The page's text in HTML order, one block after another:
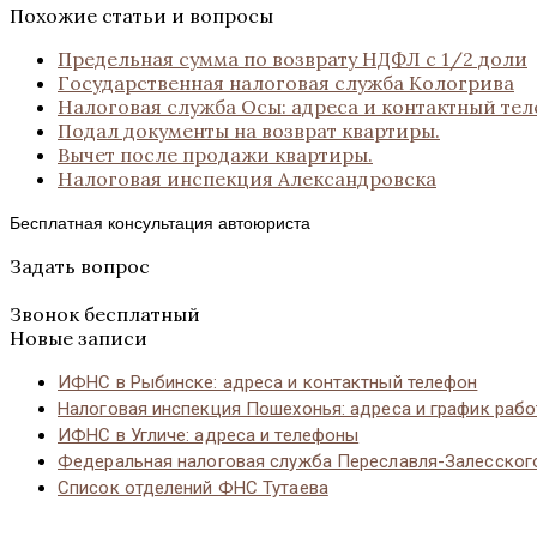
Похожие статьи и вопросы
Предельная сумма по возврату НДФЛ с 1/2 доли
Государственная налоговая служба Кологрива
Налоговая служба Осы: адреса и контактный
Подал документы на возврат квартиры.
Вычет после продажи квартиры.
Налоговая инспекция Александровска
Бесплатная консультация автоюриста
Задать вопрос
Звонок бесплатный
Новые записи
ИФНС в Рыбинске: адреса и контактный телефон
Налоговая инспекция Пошехонья: адреса и график
ИФНС в Угличе: адреса и телефоны
Федеральная налоговая служба Переславля-
Список отделений ФНС Тутаева